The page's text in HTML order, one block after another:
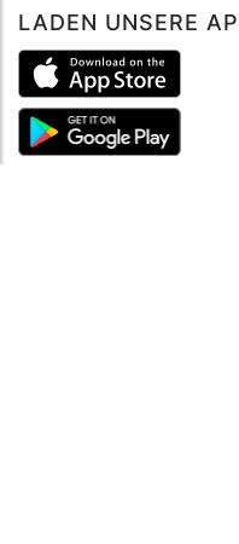
LADEN UNSERE